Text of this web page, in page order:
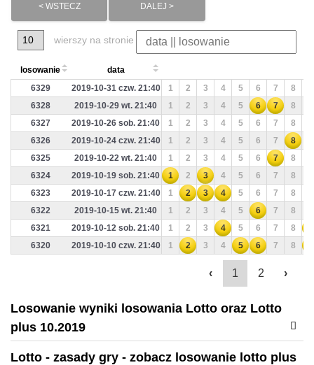
< WSTECZ DALEJ >
wierszy na stronie
losowanie
data
6329
2019-10-31 czw. 21:40 1 2 3 4 5 6 7 8
6328
2019-10-29 wt. 21:40 1 2 3 4 5 6 7 8
6327
2019-10-26 sob. 21:40 1 2 3 4 5 6 7 8
6326
2019-10-24 czw. 21:40 1 2 3 4 5 6 7 8
6325
2019-10-22 wt. 21:40 1 2 3 4 5 6 7 8
6324
2019-10-19 sob. 21:40 1 2 3 4 5 6 7 8
6323
2019-10-17 czw. 21:40 1 2 3 4 5 6 7 8
6322
2019-10-15 wt. 21:40 1 2 3 4 5 6 7 8
6321
2019-10-12 sob. 21:40 1 2 3 4 5 6 7 8
6320
2019-10-10 czw. 21:40 1 2 3 4 5 6 7 8
‹ 1 2 ›
Losowanie wyniki losowania Lotto oraz Lotto
plus 10.2019
Lotto - zasady gry - zobacz losowanie lotto plus